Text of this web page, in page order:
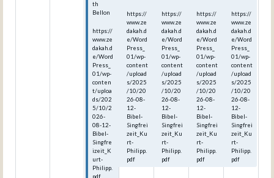
th
Bellon
https://
www.ze
dakah.d
e/Word
Press_
01/wp-
conten
t/uploa
ds/202
5/10/2
026-
08-12-
Bibel-
Singfre
izeit_K
urt-
Philipp.
pdf
https://
www.ze
dakah.d
e/Word
Press_
01/wp-
content
/upload
s/2025
/10/20
26-08-
12-
Bibel-
Singfrei
zeit_Ku
rt-
Philipp.
pdf
https://
www.ze
dakah.d
e/Word
Press_
01/wp-
content
/upload
s/2025
/10/20
26-08-
12-
Bibel-
Singfrei
zeit_Ku
rt-
Philipp.
pdf
https://
www.ze
dakah.d
e/Word
Press_
01/wp-
content
/upload
s/2025
/10/20
26-08-
12-
Bibel-
Singfrei
zeit_Ku
rt-
Philipp.
pdf
https://
www.ze
dakah.d
e/Word
Press_
01/wp-
content
/upload
s/2025
/10/20
26-08-
12-
Bibel-
Singfrei
zeit_Ku
rt-
Philipp.
pdf